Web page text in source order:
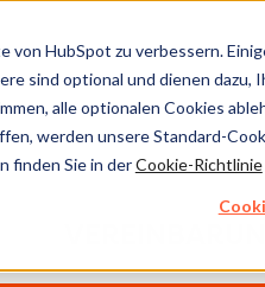
von HubSpot zu verbessern.
sind optional und dienen dazu,
alle optionalen Cookies
werden unsere Standard-
finden Sie in derCookie-Richtlinie